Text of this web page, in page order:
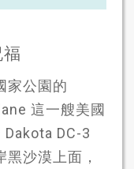
家公園的
這一艘美國
DC-3
沙漠上面，